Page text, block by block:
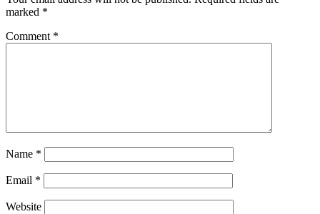
marked *
Comment *
Name *
Email *
Website